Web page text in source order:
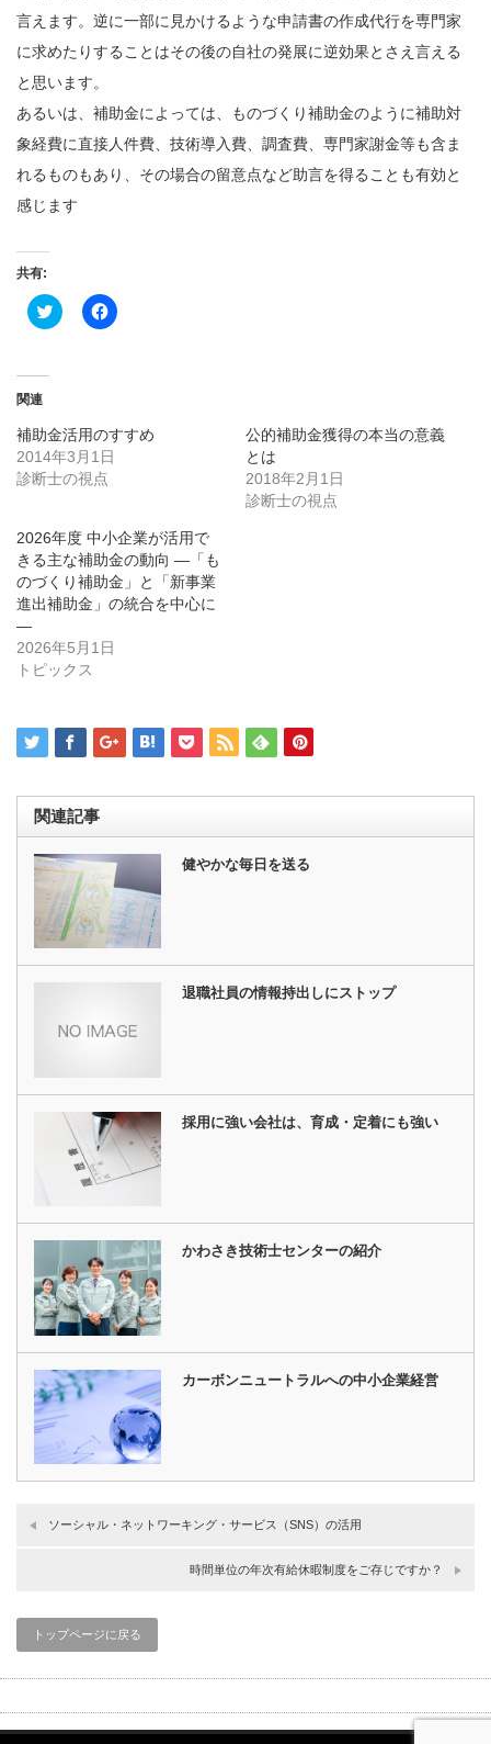
言えます。逆に一部に見かけるような申請書の作成代行を専門家
に求めたりすることはその後の自社の発展に逆効果とさえ言える
と思います。
あるいは、補助金によっては、ものづくり補助金のように補助対
象経費に直接人件費、技術導入費、調査費、専門家謝金等も含ま
れるものもあり、その場合の留意点など助言を得ることも有効と
感じます
共有:
ク
リ
有
(新
し
い
ド
ウ
で
開
き
ま
Facebook
で
リ
ッ
ク
さ
い
(新
し
い
ウ
ン
ド
す)
関連
補助金活用のすすめ
2014年3月1日
診断士の視点
公的補助金獲得の本当の意義
とは
2018年2月1日
診断士の視点
2026年度 中小企業が活用で
きる主な補助金の動向 ―「も
のづくり補助金」と「新事業
進出補助金」の統合を中心に
―
2026年5月1日
トピックス
関連記事
健やかな毎日を送る
退職社員の情報持出しにストップ
採用に強い会社は、育成・定着にも強い
かわさき技術士センターの紹介
カーボンニュートラルへの中小企業経営
ソーシャル・ネットワーキング・サービス（SNS）の活用
時間単位の年次有給休暇制度をご存じですか？
トップページに戻る